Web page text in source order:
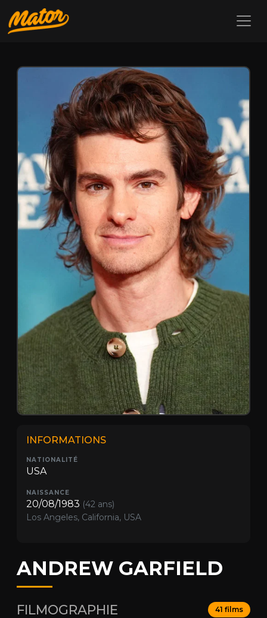
INFORMATIONS
NATIONALITÉ
USA
NAISSANCE
20/08/1983 (42 ans)
Los Angeles, California, USA
ANDREW GARFIELD
FILMOGRAPHIE 41 films